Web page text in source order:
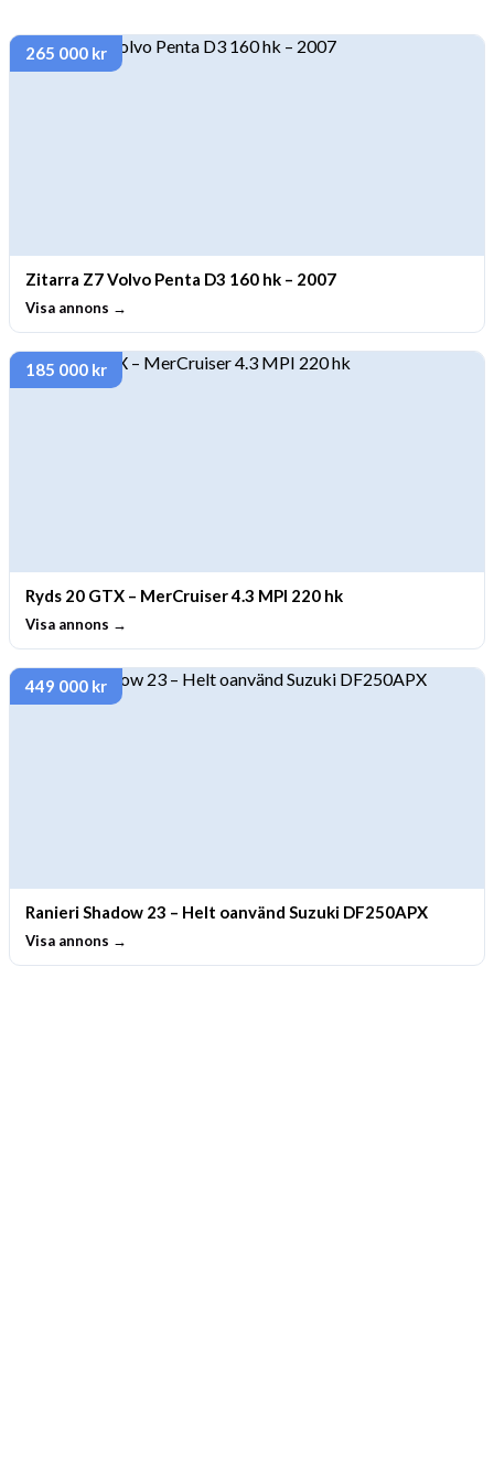
265 000 kr
Zitarra Z7 Volvo Penta D3 160 hk – 2007
Visa annons →
185 000 kr
Ryds 20 GTX – MerCruiser 4.3 MPI 220 hk
Visa annons →
449 000 kr
Ranieri Shadow 23 – Helt oanvänd Suzuki DF250APX
Visa annons →